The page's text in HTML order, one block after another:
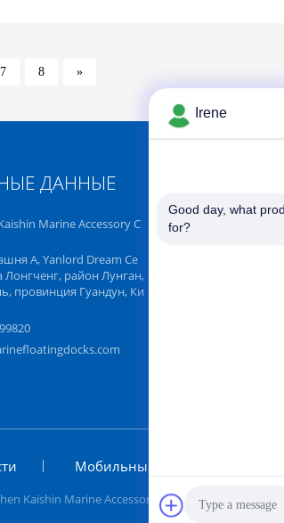
7 8 »
ДАННЫЕ
Marine Accessory C
A, Yanlord Dream Ce
Лонгченг, район Лунган,
провинция Гуандун, Ки
НАЙТИ
Мобильный сайт
Kaishin Marine Accessory Co. ,Ltd. All Rights
Irene
Good day, what
for?